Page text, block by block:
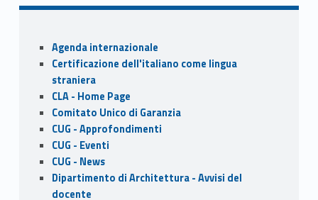
b
o
o
k
d
o
n
l e
Sidebar
Agenda internazionale
Certificazione dell'italiano come lingua
straniera
CLA - Home Page
Comitato Unico di Garanzia
CUG - Approfondimenti
CUG - Eventi
CUG - News
Dipartimento di Architettura - Avvisi del
docente